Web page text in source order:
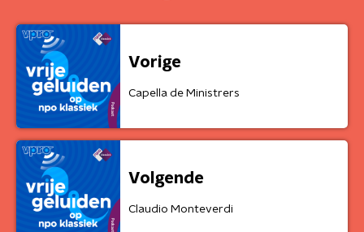
Vorige
Capella de Ministrers
Volgende
Claudio Monteverdi